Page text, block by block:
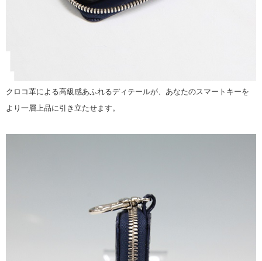
クロコ革による高級感あふれるディテールが、あなたのスマートキーを
より一層上品に引き立たせます。